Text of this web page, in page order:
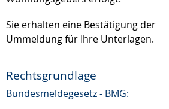
Sie erhalten eine Bestätigung der
Ummeldung für Ihre Unterlagen.
Rechtsgrundlage
Bundesmeldegesetz - BMG: